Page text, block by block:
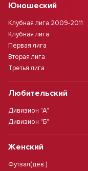
Юношеский
Клубная лига 2009-2011
Клубная лига
Первая лига
Вторая лига
Третья лига
Любительский
Дивизион "А"
Дивизион "Б"
Женский
Футзал(дев.)